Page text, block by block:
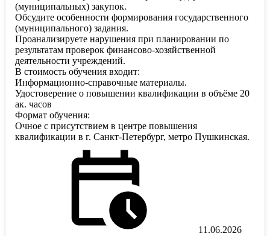
(муниципальных) закупок.
Обсудите особенности формирования государственного
(муниципального) задания.
Проанализируете нарушения при планировании по
результатам проверок финансово-хозяйственной
деятельности учреждений.
В стоимость обучения входит:
Информационно-справочные материалы.
Удостоверение о повышении квалификации в объёме 20
ак. часов
Формат обучения:
Очное с присутствием в центре повышения
квалификации в г. Санкт-Петербург, метро Пушкинская.
11.06.2026